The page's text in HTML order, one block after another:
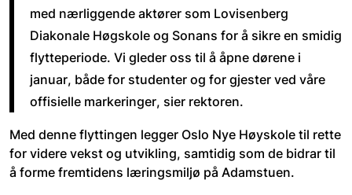
med nærliggende aktører som Lovisenberg
Diakonale Høgskole og Sonans for å sikre en smidig
flytteperiode. Vi gleder oss til å åpne dørene i
januar, både for studenter og for gjester ved våre
offisielle markeringer, sier rektoren.
Med denne flyttingen legger Oslo Nye Høyskole til rette
for videre vekst og utvikling, samtidig som de bidrar til
å forme fremtidens læringsmiljø på Adamstuen.